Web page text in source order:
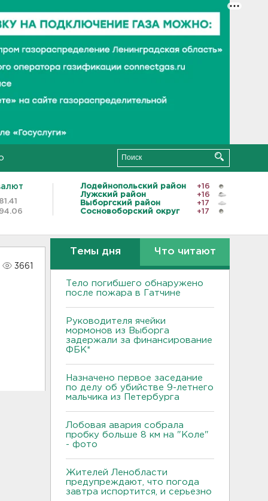
81.41
94.06
Лодейнопольский район
+16
Лужский район
+16
Выборгский район
+17
Сосновоборский округ
+17
3661
Темы дня Что читают
Тело погибшего обнаружено
после пожара в Гатчине
Руководителя ячейки
мормонов из Выборга
задержали за финансирование
ФБК*
Назначено первое заседание
по делу об убийстве 9-летнего
мальчика из Петербурга
Лобовая авария собрала
пробку больше 8 км на "Коле"
- фото
Жителей Ленобласти
предупреждают, что погода
завтра испортится, и серьезно